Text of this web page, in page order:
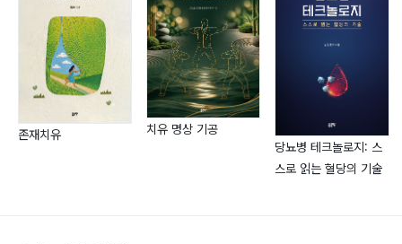
나이가 들면 유산균이 더 필요하다
소장균, 대장균이 효과가 없다는 사례
금기음식
주의사항
칸디다증에 콩을 먹으면 안 되는가?
칸디다증으로 걸릴 수 있는 자가면역질병들
존재치유
치유 명상 기공
당뇨병 테크놀로지: 스
스로 읽는 혈당의 기술